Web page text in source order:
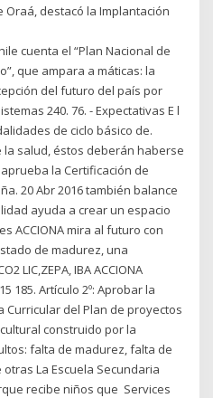
Oraá, destacó la Implantación
cuenta el “Plan Nacional de
que ampara a máticas: la
del futuro del país por
240. 76. - Expectativas E l
de ciclo básico de.
salud, éstos deberán haberse
la Certificación de
20 Abr 2016 también balance
ayuda a crear un espacio
ACCIONA mira al futuro con
de madurez, una
LIC,ZEPA, IBA ACCIONA
185. Artículo 2º: Aprobar la
Curricular del Plan de proyectos
construido por la
falta de madurez, falta de
La Escuela Secundaria
recibe niños que Services